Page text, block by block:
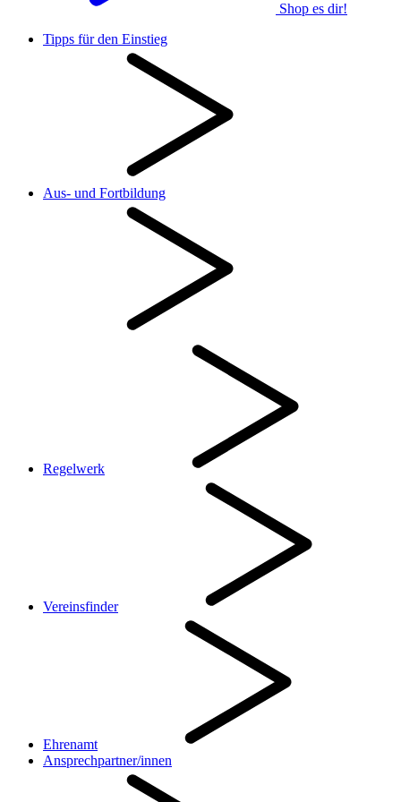
Shop es dir!
Tipps für den Einstieg
Aus- und Fortbildung
Regelwerk
Vereinsfinder
Ehrenamt
Ansprechpartner/innen